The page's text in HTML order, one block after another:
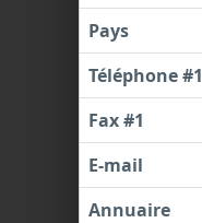
Pays
Téléphone #1
Fax #1
E-mail
Annuaire